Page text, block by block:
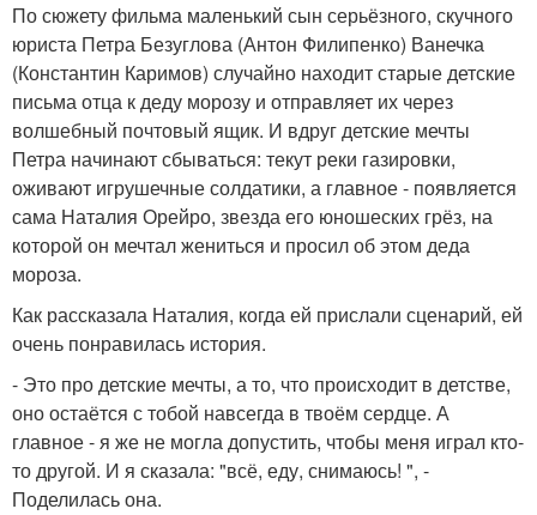
По сюжету фильма маленький сын серьёзного, скучного
юриста Петра Безуглова (Антон Филипенко) Ванечка
(Константин Каримов) случайно находит старые детские
письма отца к деду морозу и отправляет их через
волшебный почтовый ящик. И вдруг детские мечты
Петра начинают сбываться: текут реки газировки,
оживают игрушечные солдатики, а главное - появляется
сама Наталия Орейро, звезда его юношеских грёз, на
которой он мечтал жениться и просил об этом деда
мороза.
Как рассказала Наталия, когда ей прислали сценарий, ей
очень понравилась история.
- Это про детские мечты, а то, что происходит в детстве,
оно остаётся с тобой навсегда в твоём сердце. А
главное - я же не могла допустить, чтобы меня играл кто-
то другой. И я сказала: "всё, еду, снимаюсь! ", -
Поделилась она.